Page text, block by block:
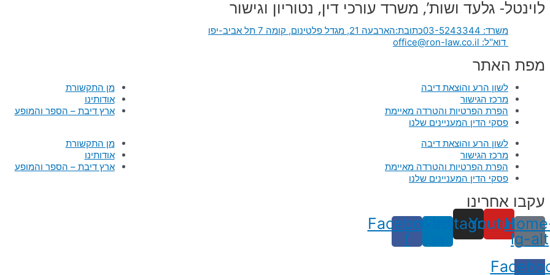
לוינטל- גלעד ושות’, משרד עורכי דין, נטוריון וגישור
משרד: 03-5243344
כתובת:הארבעה 21, מגדל פלטינום, קומה 7 תל אביב-יפו
דוא''ל: office@ron-law.co.il
מפת האתר
לשון הרע והוצאת דיבה
מרכז הגישור
הפרת הפרטיות והטרדה מאיימת
פסקי הדין המעניינים שלנו
מן התקשורת
אודותינו
ארץ דיבת – הספר והמופע
לשון הרע והוצאת דיבה
מרכז הגישור
הפרת הפרטיות והטרדה מאיימת
פסקי הדין המעניינים שלנו
מן התקשורת
אודותינו
ארץ דיבת – הספר והמופע
עקבו אחרינו
lg-alt
Youtube
Instagram
Linkedin-
Facebook-
f